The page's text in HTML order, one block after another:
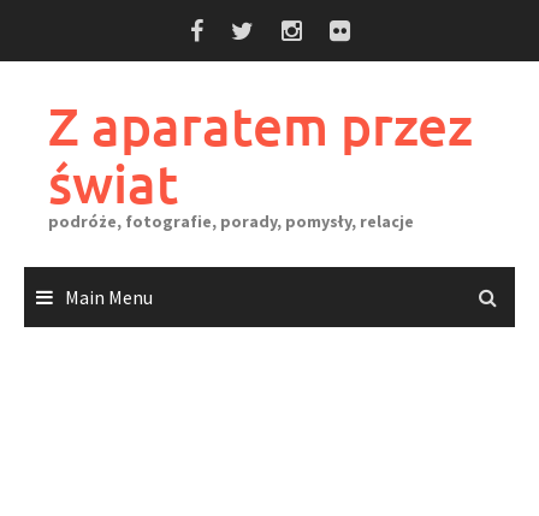
Z aparatem przez
świat
podróże, fotografie, porady, pomysły, relacje
Main Menu